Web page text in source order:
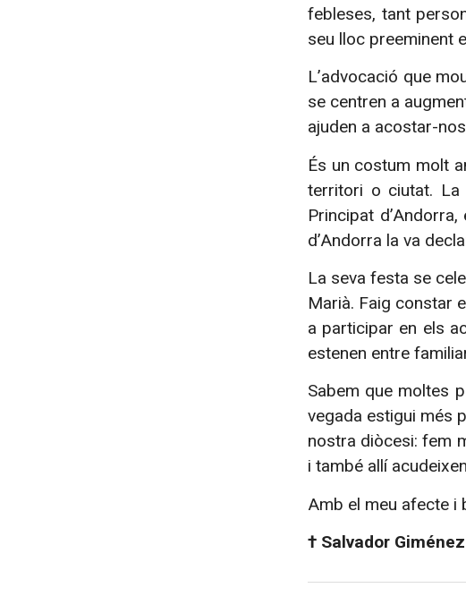
febleses, tant
seu lloc preeminent
L’advocació que
se centren a
ajuden a acostar-
És un costum molt
territori o ciutat. La
Principat
d’Andorra la va
La seva festa se
Marià. Faig constar
a participar en els
estenen entre
Sabem que moltes
vegada estigui més
nostra diòcesi: fem
i també allí
Amb el meu afecte i
† Salvador